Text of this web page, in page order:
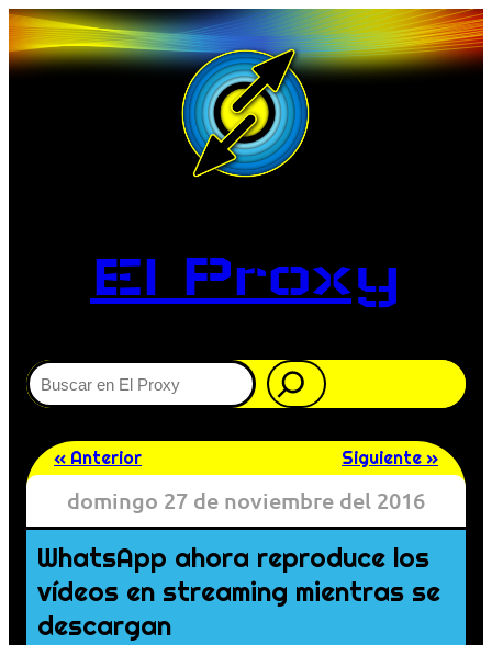
El Proxy
Buscar
« Anterior Siguiente »
domingo 27 de noviembre del 2016
WhatsApp ahora reproduce los
vídeos en streaming mientras se
descargan